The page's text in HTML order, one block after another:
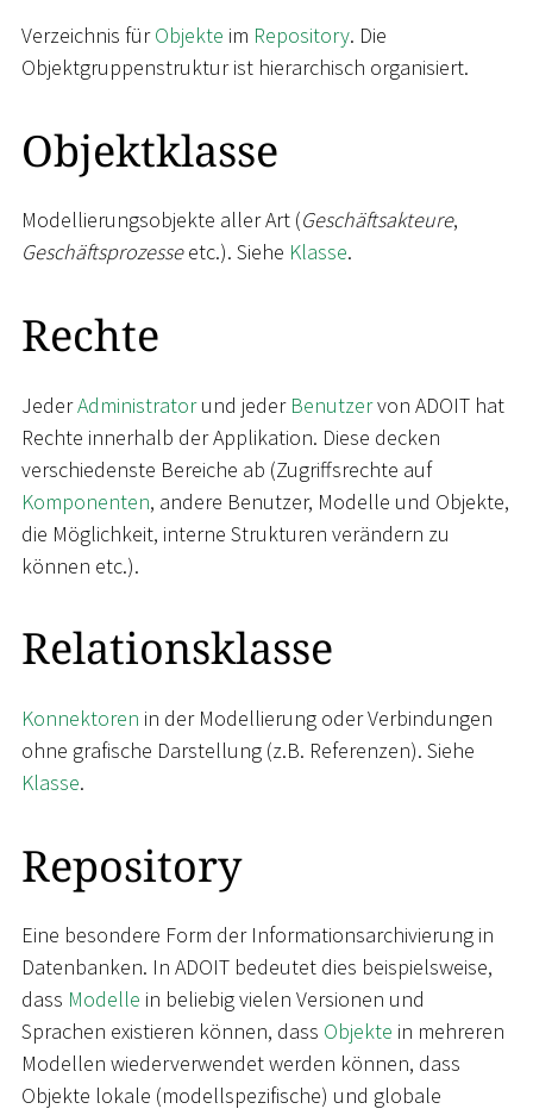
Verzeichnis fürObjekte im Repository. Die
Objektgruppenstruktur ist hierarchisch organisiert.
Objektklasse
Modellierungsobjekte aller Art (Geschäftsakteure,
Geschäftsprozesseetc.). Siehe Klasse.
Rechte
JederAdministratorund jeder Benutzervon ADOIT hat
Rechte innerhalb der Applikation. Diese decken
verschiedenste Bereiche ab (Zugriffsrechte auf
Komponenten, andere Benutzer, Modelle und Objekte,
die Möglichkeit, interne Strukturen verändern zu
können etc.).
Relationsklasse
Konnektoren in der Modellierung oder Verbindungen
ohne grafische Darstellung (z.B. Referenzen). Siehe
Klasse.
Repository
Eine besondere Form der Informationsarchivierung in
Datenbanken. In ADOIT bedeutet dies beispielsweise,
dass Modelle in beliebig vielen Versionen und
Sprachen existieren können, dass Objekte in mehreren
Modellen wiederverwendet werden können, dass
Objekte lokale (modellspezifische) und globale